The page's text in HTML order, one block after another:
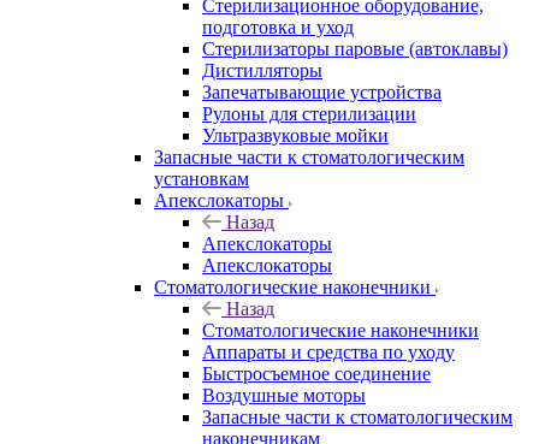
Стерилизационное оборудование,
подготовка и уход
Стерилизаторы паровые (автоклавы)
Дистилляторы
Запечатывающие устройства
Рулоны для стерилизации
Ультразвуковые мойки
Запасные части к стоматологическим
установкам
Апекслокаторы
Назад
Апекслокаторы
Апекслокаторы
Стоматологические наконечники
Назад
Стоматологические наконечники
Аппараты и средства по уходу
Быстросъемное соединение
Воздушные моторы
Запасные части к стоматологическим
наконечникам